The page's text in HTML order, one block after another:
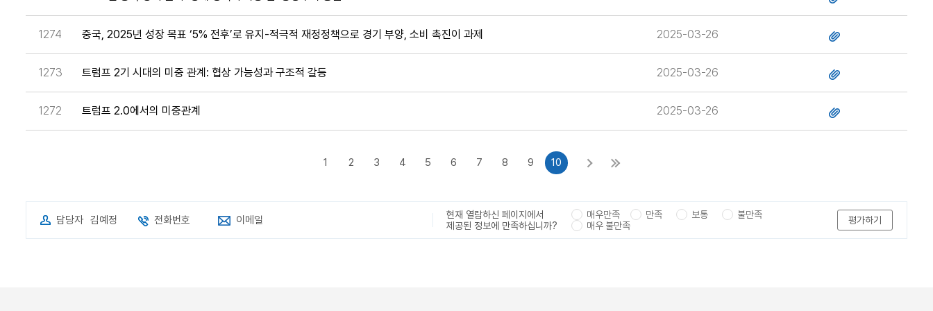
1274 중국, 2025년 성장 목표 ‘5% 전후’로 유지-적극적 재정정책으로 경기 부양, 소비 촉진이 과제 2025-03-26
1273 트럼프 2기 시대의 미중 관계: 협상 가능성과 구조적 갈등 2025-03-26
1272 트럼프 2.0에서의 미중관계 2025-03-26
1 2 3 4 5 6 7 8 9 10
담당자 김예정 전화번호 이메일
현재 열람하신 페이지에서
제공된 정보에 만족하십니까?
매우만족 만족 보통
불만족
매우 불만족
평가하기